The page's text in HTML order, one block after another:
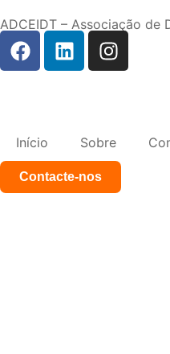
ADCEIDT – Associação de
Início Sobre
Contacte-nos